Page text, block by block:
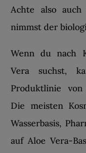
Achte also
nimmst der
Wenn du nach
Vera suchst,
Produktlinie
Die meisten
Wasserbasis,
auf Aloe Vera-